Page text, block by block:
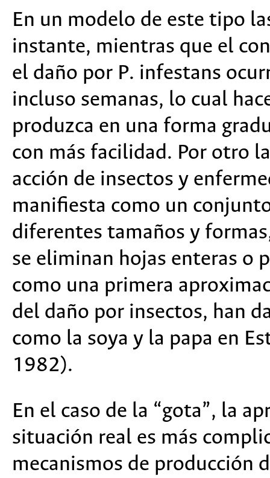
En un modelo de este tipo
instante, mientras que el
el daño por P. infestans
incluso semanas, lo cual
produzca en una forma
con más facilidad. Por otro
acción de insectos y
manifiesta como un
diferentes tamaños y
se eliminan hojas enteras o
como una primera
del daño por insectos, han
como la soya y la papa en
1982).
En el caso de la “gota”, la
situación real es más
mecanismos de producción